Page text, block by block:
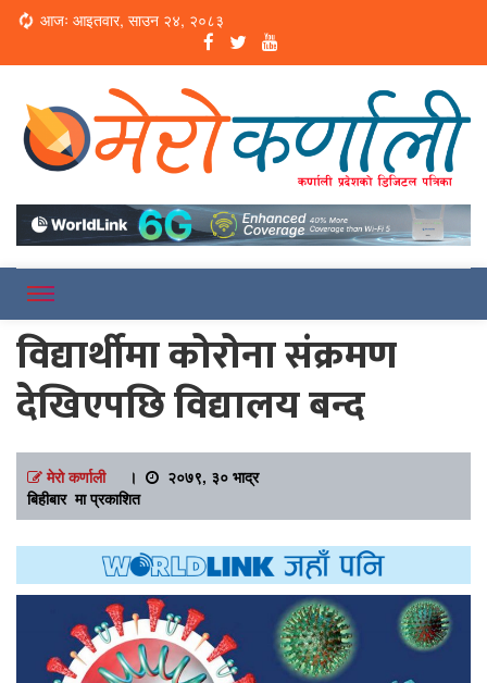
Loading...
आजः आइतवार, साउन २४, २०८३
Merokarnali
विद्यार्थीमा कोरोना संक्रमण
देखिएपछि विद्यालय बन्द
मेरो कर्णाली।
२०७९, ३० भाद्र
बिहीबार मा प्रकाशित